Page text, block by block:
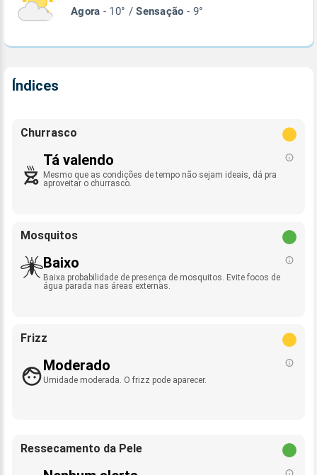
Agora - 10° /Sensação - 9°
Índices
Churrasco
Tá valendo
Mesmo que as condições de tempo não sejam ideais, dá pra
aproveitar o churrasco.
Mosquitos
Baixo
Baixa probabilidade de presença de mosquitos. Evite focos de
água parada nas áreas externas.
Frizz
Moderado
Umidade moderada. O frizz pode aparecer.
Ressecamento da Pele